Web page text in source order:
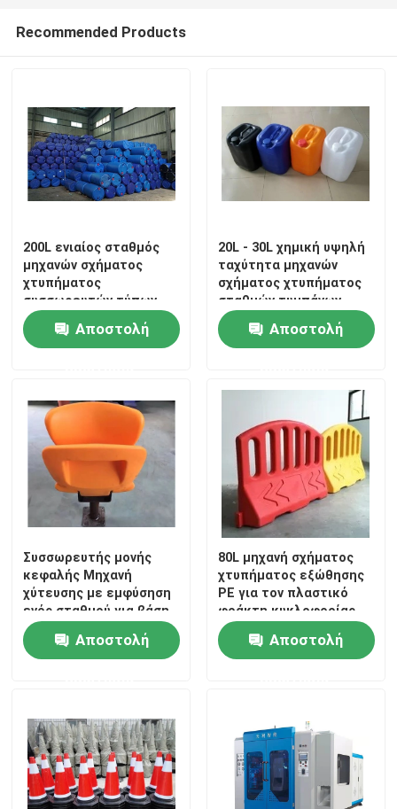
Σπίτι
Προϊόντα
Περίπου εμείς
Γύρος εργοστασίων
Ποιοτικός έλεγχος
Μας ελάτε σε επαφή με
Ειδήσεις
αυτόματη μηχανή σχηματοποίησης χτυπήματος
Πλαστική μηχανή σχηματοποίησης χτυπήματος
Recommended Products
200L ενιαίος σταθμός
μηχανών σχήματος
χτυπήματος
συσσωρευτών τύπων
φραγμών δεσμών
μπουκαλιώνΑποστολή
20L - 30L χημική υψηλή
ταχύτητα μηχανών
σχήματος χτυπήματος
σταθμών τυμπάνων
ενιαία επικεφαλής
Αποστολή
Συσσωρευτής μονής
κεφαλής Μηχανή
χύτευσης με εμφύσηση
ενός σταθμού για βάση
πλαστικής καρέκλας
Αποστολή
80L μηχανή σχήματος
χτυπήματος εξώθησης
PE για τον πλαστικό
φράκτη κυκλοφορίας
Αποστολή